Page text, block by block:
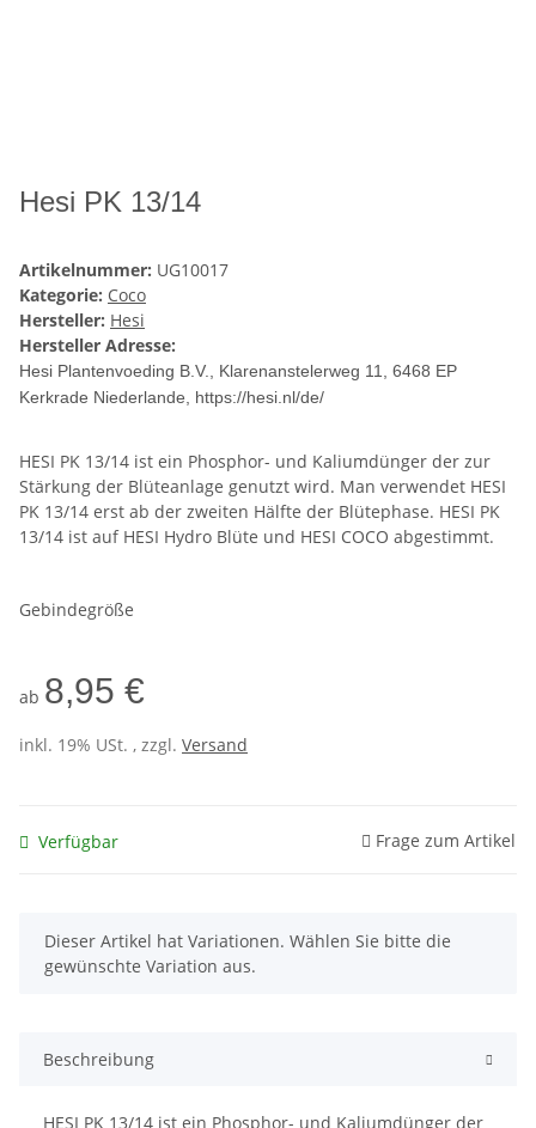
Hesi PK 13/14
Artikelnummer: UG10017
Kategorie: Coco
Hersteller: Hesi
Hersteller Adresse:
Hesi Plantenvoeding B.V., Klarenanstelerweg 11
, 6468 EP
Kerkrade Niederlande, https://hesi.nl/de/
HESI PK 13/14 ist ein Phosphor- und Kaliumdünger der zur
Stärkung der Blüteanlage genutzt wird. Man verwendet HESI
PK 13/14 erst ab der zweiten Hälfte der Blütephase. HESI PK
13/14 ist auf HESI Hydro Blüte und HESI COCO abgestimmt.
Gebindegröße
ab 8,95 €
inkl. 19% USt. , zzgl. Versand
Verfügbar Frage zum Artikel
x
Dieser Artikel hat Variationen. Wählen Sie bitte die
gewünschte Variation aus.
Beschreibung
HESI PK 13/14 ist ein Phosphor- und Kaliumdünger der